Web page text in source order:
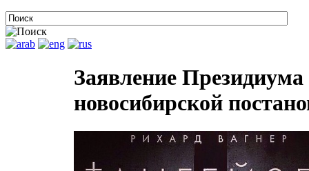
Заявление
новосибирской